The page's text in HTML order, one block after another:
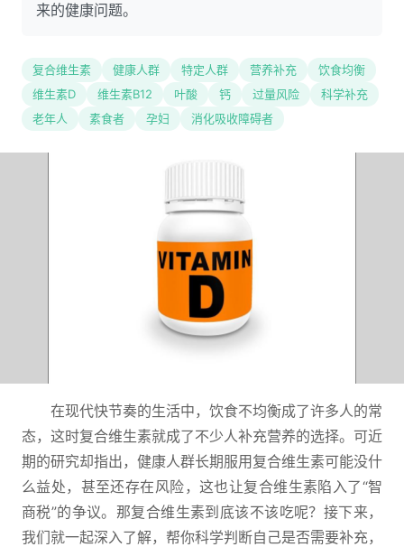
来的健康问题。
复合维生素 健康人群 特定人群 营养补充
饮食均衡
维生素D
维生素B12 叶酸 钙 过量风险
科学补充
老年人
素食者 孕妇 消化吸收障碍者
在现代快节奏的生活中，饮食不均衡成了许多人的常
态，这时复合维生素就成了不少人补充营养的选择。可近
期的研究却指出，健康人群长期服用复合维生素可能没什
么益处，甚至还存在风险，这也让复合维生素陷入了“智
商税”的争议。那复合维生素到底该不该吃呢？接下来，
我们就一起深入了解，帮你科学判断自己是否需要补充，